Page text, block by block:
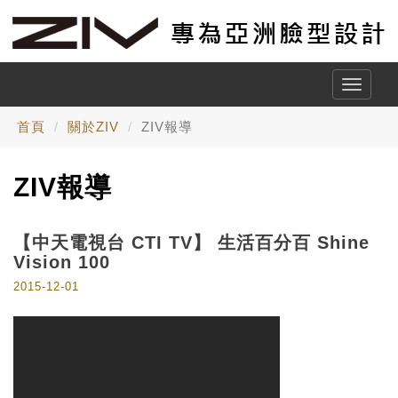
Toggle
首頁 關於ZIV ZIV報導
ZIV報導
【中天電視台 CTI TV】 生活百分百 Shine
Vision 100
2015-12-01